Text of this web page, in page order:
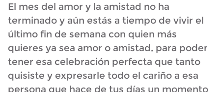
El mes del amor y la amistad no ha
terminado y aún estás a tiempo de vivir el
último fin de semana con quien más
quieres ya sea amor o amistad, para poder
tener esa celebración perfecta que tanto
quisiste y expresarle todo el cariño a esa
persona que hace de tus días un momento